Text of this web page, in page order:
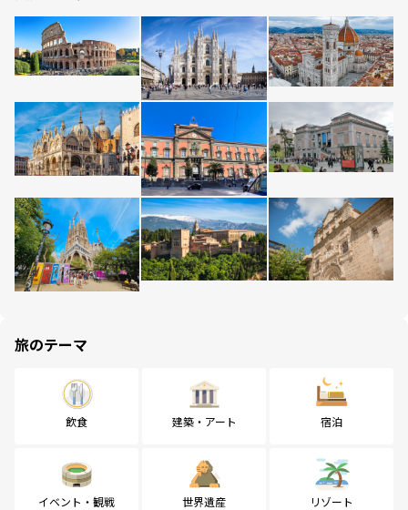
旅のテーマ
飲食 建築・アート 宿泊
イベント・観戦 世界遺産 リゾート